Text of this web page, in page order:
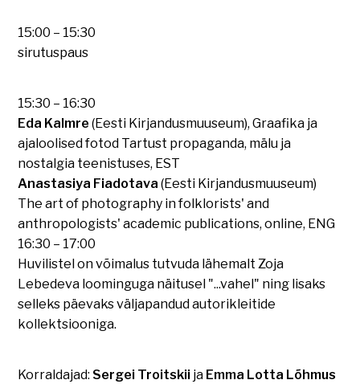
15:00 – 15:30
sirutuspaus
15:30 – 16:30
Eda Kalmre (Eesti Kirjandusmuuseum), Graafika ja
ajaloolised fotod Tartust propaganda, mälu ja
nostalgia teenistuses, EST
Anastasiya Fiadotava (Eesti Kirjandusmuuseum)
The art of photography in folklorists' and
anthropologists' academic publications, online, ENG
16:30 – 17:00
Huvilistel on võimalus tutvuda lähemalt Zoja
Lebedeva loominguga näitusel "...vahel" ning lisaks
selleks päevaks väljapandud autorikleitide
kollektsiooniga.
Korraldajad: Sergei Troitskii ja Emma Lotta Lõhmus